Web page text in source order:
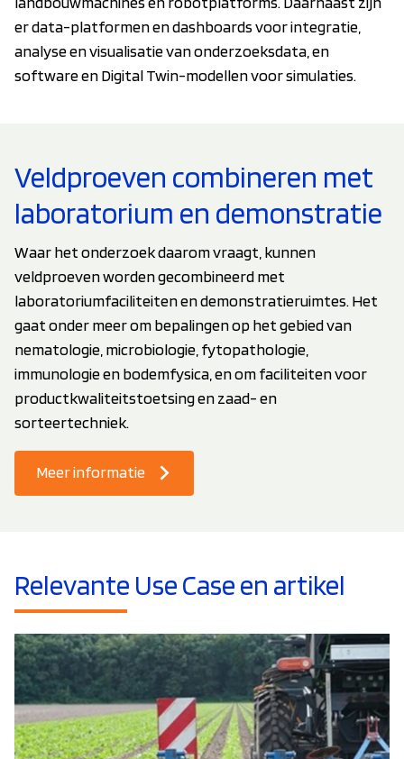
er data-platformen en dashboards voor integratie,
analyse en visualisatie van onderzoeksdata, en
software en Digital Twin-modellen voor simulaties.
Veldproeven combineren met
laboratorium en demonstratie
Waar het onderzoek daarom vraagt, kunnen
veldproeven worden gecombineerd met
laboratoriumfaciliteiten en demonstratieruimtes. Het
gaat onder meer om bepalingen op het gebied van
nematologie, microbiologie, fytopathologie,
immunologie en bodemfysica, en om faciliteiten voor
productkwaliteitstoetsing en zaad- en
sorteertechniek.
Meer informatie
Relevante Use Case en artikel